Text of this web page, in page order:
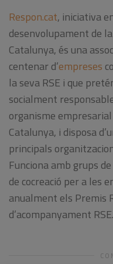
Respon.cat, iniciativa
desenvolupament de
Catalunya, és una
centenar d’empreses
la seva RSE i que
socialment
organisme
Catalunya, i disposa
principals
Funciona amb grups
de cocreació per a les
anualment els Premis
d’acompanyament